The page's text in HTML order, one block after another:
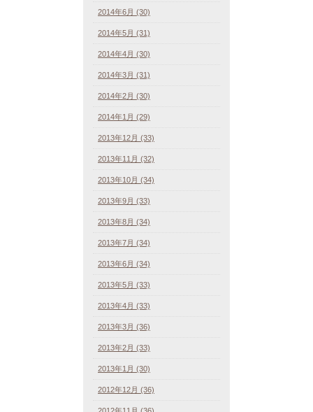
2014年6月 (30)
2014年5月 (31)
2014年4月 (30)
2014年3月 (31)
2014年2月 (30)
2014年1月 (29)
2013年12月 (33)
2013年11月 (32)
2013年10月 (34)
2013年9月 (33)
2013年8月 (34)
2013年7月 (34)
2013年6月 (34)
2013年5月 (33)
2013年4月 (33)
2013年3月 (36)
2013年2月 (33)
2013年1月 (30)
2012年12月 (36)